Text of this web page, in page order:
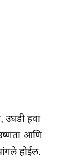
उघडी हवा
आणि
होईल.